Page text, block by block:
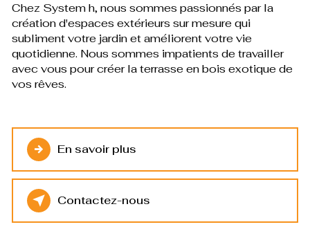
Chez System h, nous sommes passionnés par la
création d'espaces extérieurs sur mesure qui
subliment votre jardin et améliorent votre vie
quotidienne. Nous sommes impatients de travailler
avec vous pour créer la terrasse en bois exotique de
vos rêves.
En savoir plus
Contactez-nous